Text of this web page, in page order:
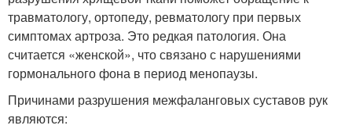
травматологу, ортопеду, ревматологу при первых
симптомах артроза. Это редкая патология. Она
считается «женской», что связано с нарушениями
гормонального фона в период менопаузы.
Причинами разрушения межфаланговых суставов рук
являются: